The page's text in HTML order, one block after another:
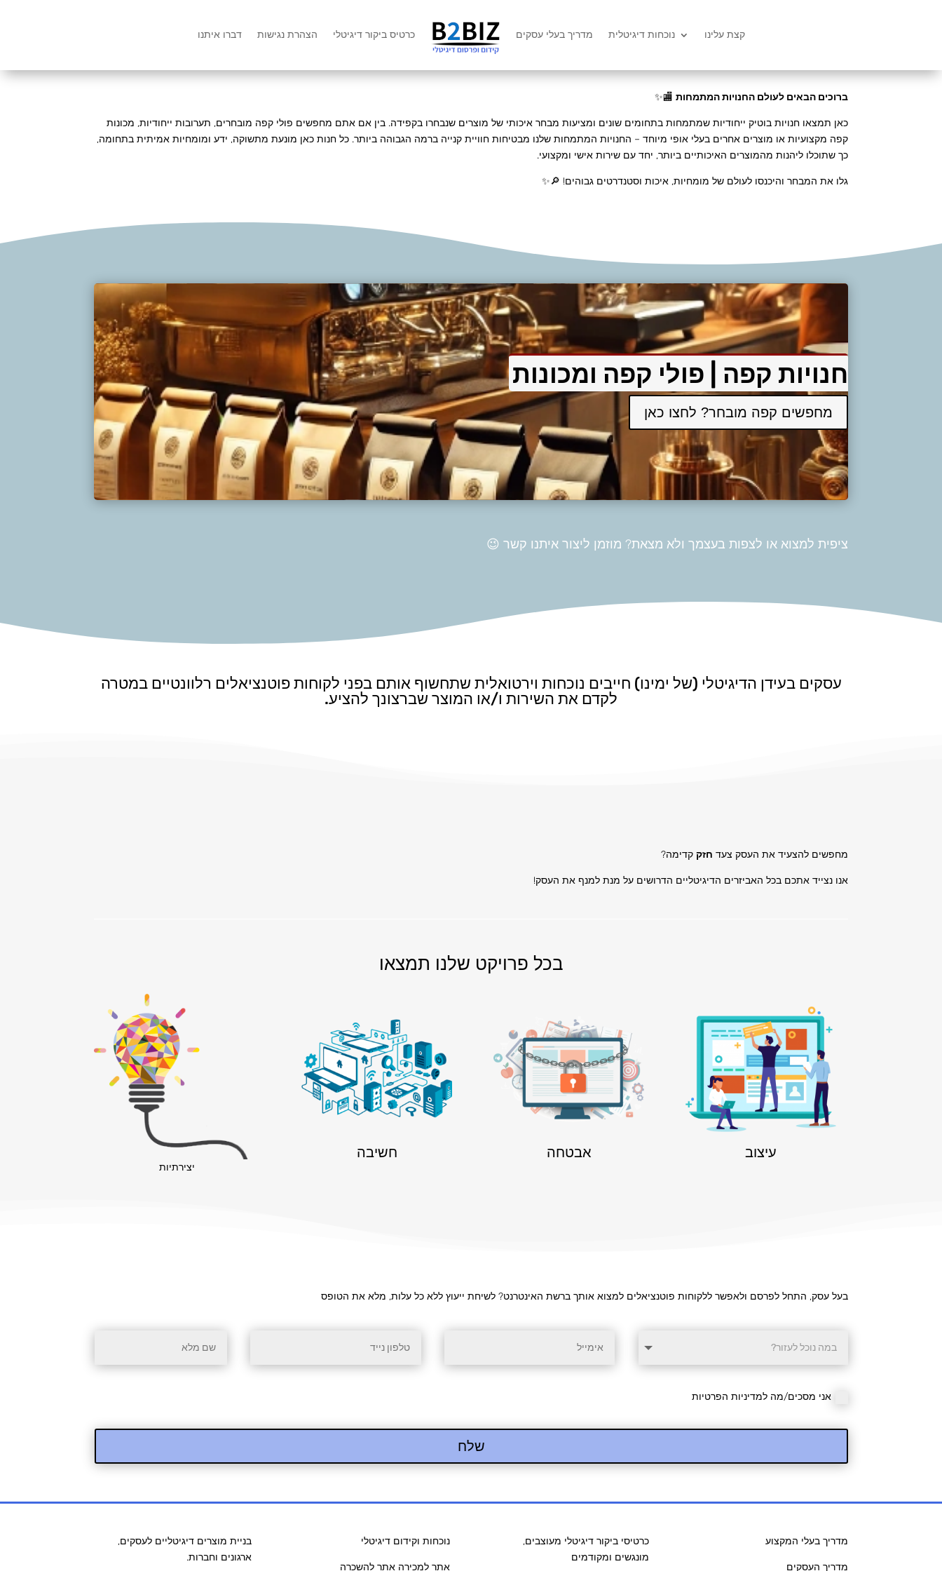
קצת עלינו נוכחות דיגיטלית מדריך בעלי עסקים כרטיס ביקור דיגיטלי הצהרת נגישות דברו איתנו
ברוכים הבאים לעולם החנויות המתמחות 🏬✨
כאן תמצאו חנויות בוטיק ייחודיות שמתמחות בתחומים שונים ומציעות מבחר איכותי של מוצרים שנבחרו בקפידה. בין אם אתם מחפשים פולי קפה מובחרים, תערובות ייחודיות, מכונות
קפה מקצועיות או מוצרים אחרים בעלי אופי מיוחד – החנויות המתמחות שלנו מבטיחות חוויית קנייה ברמה הגבוהה ביותר. כל חנות כאן מונעת מתשוקה, ידע ומומחיות אמיתית בתחומה,
כך שתוכלו ליהנות מהמוצרים האיכותיים ביותר, יחד עם שירות אישי ומקצועי.
גלו את המבחר והיכנסו לעולם של מומחיות, איכות וסטנדרטים גבוהים! 🔎✨
חנויות קפה | פולי קפה ומכונות
מחפשים קפה מובחר? לחצו כאן
ציפית למצוא או לצפות בעצמך ולא מצאת? מוזמן ליצור איתנו קשר 😉
עסקים בעידן הדיגיטלי (של ימינו) חייבים נוכחות וירטואלית שתחשוף אותם בפני לקוחות פוטנציאלים רלוונטיים במטרה
לקדם את השירות ו/או המוצר שברצונך להציע.
מחפשים להצעיד את העסק צעד חזק קדימה?
אנו נצייד אתכם בכל האביזרים הדיגיטליים הדרושים על מנת למנף את העסק!
בכל פרויקט שלנו תמצאו
יצירתיות
חשיבה אבטחה עיצוב
בעל עסק, התחל לפרסם ולאפשר ללקוחות פוטנציאלים למצוא אותך ברשת האינטרנט? לשיחת ייעוץ ללא כל עלות, מלא את הטופס
אני מסכים/מה למדיניות הפרטיות
שלח
בניית מוצרים דיגיטליים לעסקים,
ארגונים וחברות.
נוכחות וקידום דיגיטלי
אתר למכירה אתר להשכרה
כרטיסי ביקור דיגיטלי מעוצבים,
מונגשים ומקודמים
מדריך בעלי המקצוע
מדריך העסקים